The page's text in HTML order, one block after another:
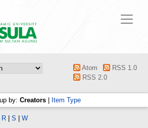
Atom
RSS 1.0
RSS 2.0
by: Creators Item Type
R S W